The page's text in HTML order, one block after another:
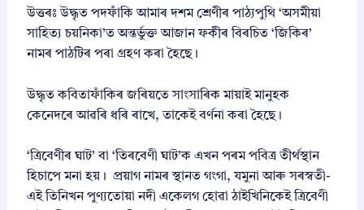
উত্তৰঃ উদ্ধৃত পদফাঁকি আমাৰ দশম শ্ৰেণীৰ পাঠ্যপুথি ‘অসমীয়া
সাহিত্য চয়নিকা’ত অন্তৰ্ভুক্ত আজান ফকীৰ বিৰচিত ‘জিকিৰ’
নামৰ পাঠটিৰ পৰা গ্ৰহণ কৰা হৈছে।
উদ্ধৃত কবিতাফাঁকিৰ জৰিয়তে সাংসাৰিক মায়াই মানুহক
কেনেদৰে আৱৰি ধৰি ৰাখে, তাকেই বৰ্ণনা কৰা হৈছে।
‘ত্ৰিবেণীৰ ঘাট’ বা ‘তিৰবেণী ঘাট’ক এখন পৰম পবিত্ৰ তীৰ্থস্থান
হিচাপে মনা হয়। প্ৰয়াগ নামৰ স্থানত গংগা, যমুনা আৰু সৰস্বতী-
এই তিনিখন পুণ্যতোয়া নদী একেলগ হোৱা ঠাইখিনিকেই ত্ৰিবেণী